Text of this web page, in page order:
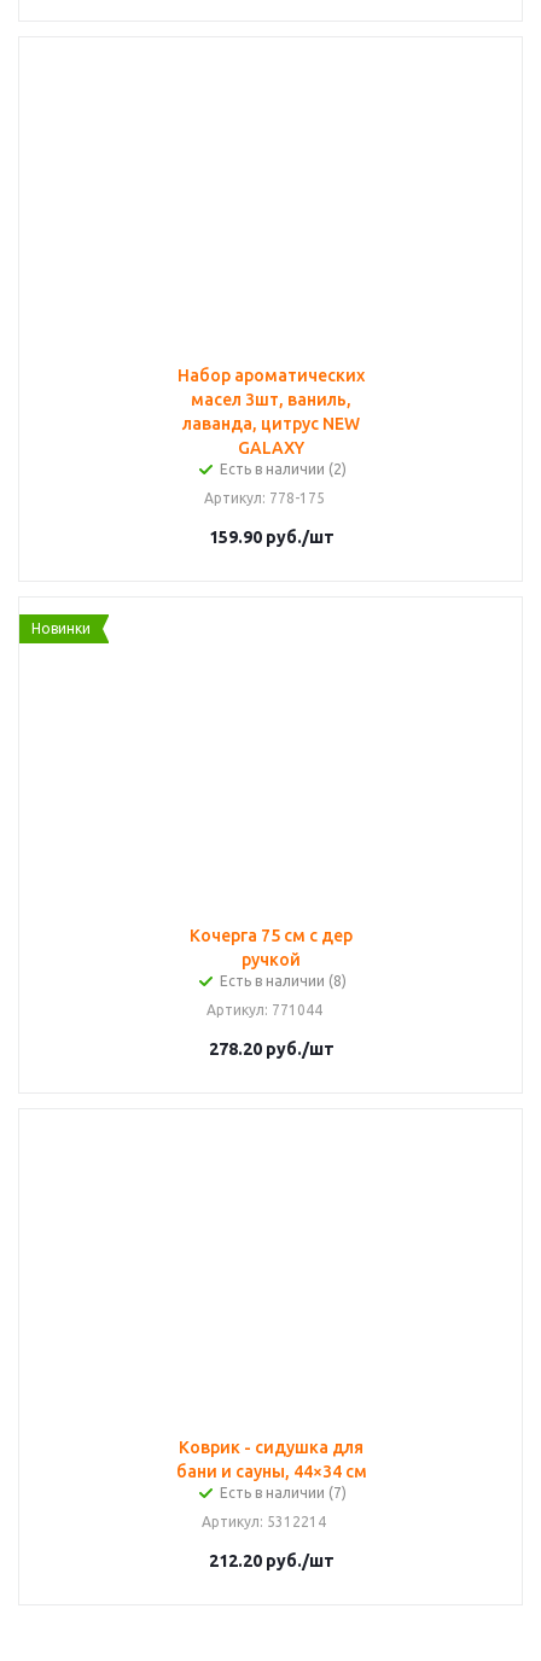
Набор ароматических
масел 3шт, ваниль,
лаванда, цитрус NEW
GALAXY
Есть в наличии (2)
Артикул: 778-175
159.90руб./шт
Новинки
Кочерга 75 см с дер
ручкой
Есть в наличии (8)
Артикул: 771044
278.20руб./шт
Коврик - сидушка для
бани и сауны, 44×34 см
Есть в наличии (7)
Артикул: 5312214
212.20руб./шт